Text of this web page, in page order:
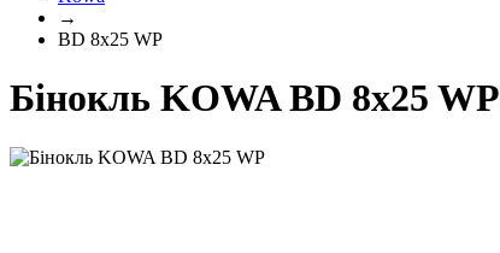
→
BD 8x25 WP
Бінокль KOWA BD 8x25 WP